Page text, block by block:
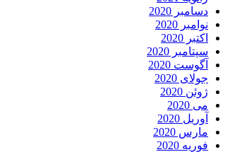
دسامبر 2020
نوامبر 2020
اکتبر 2020
سپتامبر 2020
آگوست 2020
جولای 2020
ژوئن 2020
می 2020
آوریل 2020
مارس 2020
فوریه 2020